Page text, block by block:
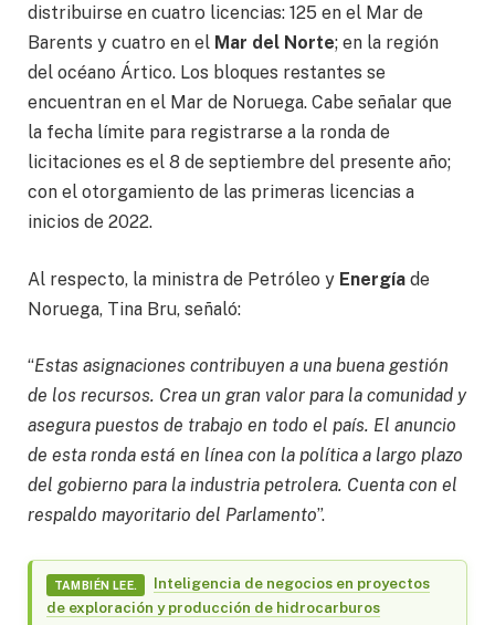
distribuirse en cuatro licencias: 125 en el Mar de
Barents y cuatro en el Mar del Norte; en la región
del océano Ártico. Los bloques restantes se
encuentran en el Mar de Noruega. Cabe señalar que
la fecha límite para registrarse a la ronda de
licitaciones es el 8 de septiembre del presente año;
con el otorgamiento de las primeras licencias a
inicios de 2022.
Al respecto, la ministra de Petróleo y Energía de
Noruega, Tina Bru, señaló:
“Estas asignaciones contribuyen a una buena gestión
de los recursos. Crea un gran valor para la comunidad y
asegura puestos de trabajo en todo el país. El anuncio
de esta ronda está en línea con la política a largo plazo
del gobierno para la industria petrolera. Cuenta con el
respaldo mayoritario del Parlamento”.
TAMBIÉN LEE.
Inteligencia de negocios en proyectos
de exploración y producción de hidrocarburos